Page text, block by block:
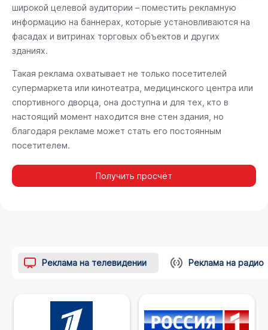
широкой целевой аудитории – поместить рекламную
информацию на баннерах, которые установливаются на
фасадах и витринах торговых объектов и других
зданиях.
Такая реклама охватывает не только посетителей
супермаркета или кинотеатра, медицинского центра или
спортивного дворца, она доступна и для тех, кто в
настоящий момент находится вне стен здания, но
благодаря рекламе может стать его постоянным
посетителем.
Получить просчёт
Реклама на телевидении Реклама на радио